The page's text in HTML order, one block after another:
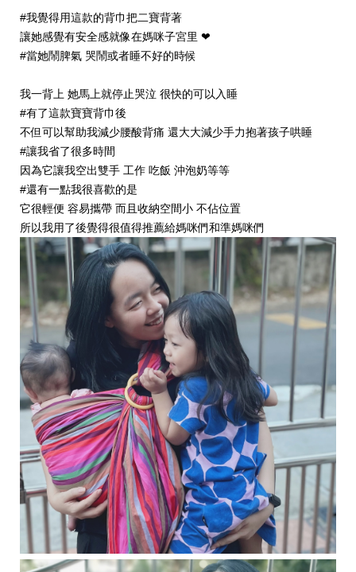
#我覺得用這款的背巾把二寶背著
讓她感覺有安全感就像在媽咪子宮里 ❤
#當她鬧脾氣 哭鬧或者睡不好的時候
我一背上 她馬上就停止哭泣 很快的可以入睡
#有了這款寶寶背巾後
不但可以幫助我減少腰酸背痛 還大大減少手力抱著孩子哄睡
#讓我省了很多時間
因為它讓我空出雙手 工作 吃飯 沖泡奶等等
#還有一點我很喜歡的是
它很輕便 容易攜帶 而且收納空間小 不佔位置
所以我用了後覺得很值得推薦給媽咪們和準媽咪們